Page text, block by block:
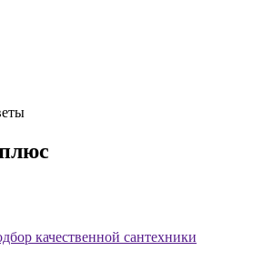
качественной сантехники